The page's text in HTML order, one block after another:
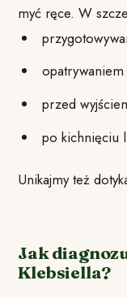
myć ręce. W
opatrywaniem
przed
po kichnięciu
Unikajmy też
Jak
Klebsiella?